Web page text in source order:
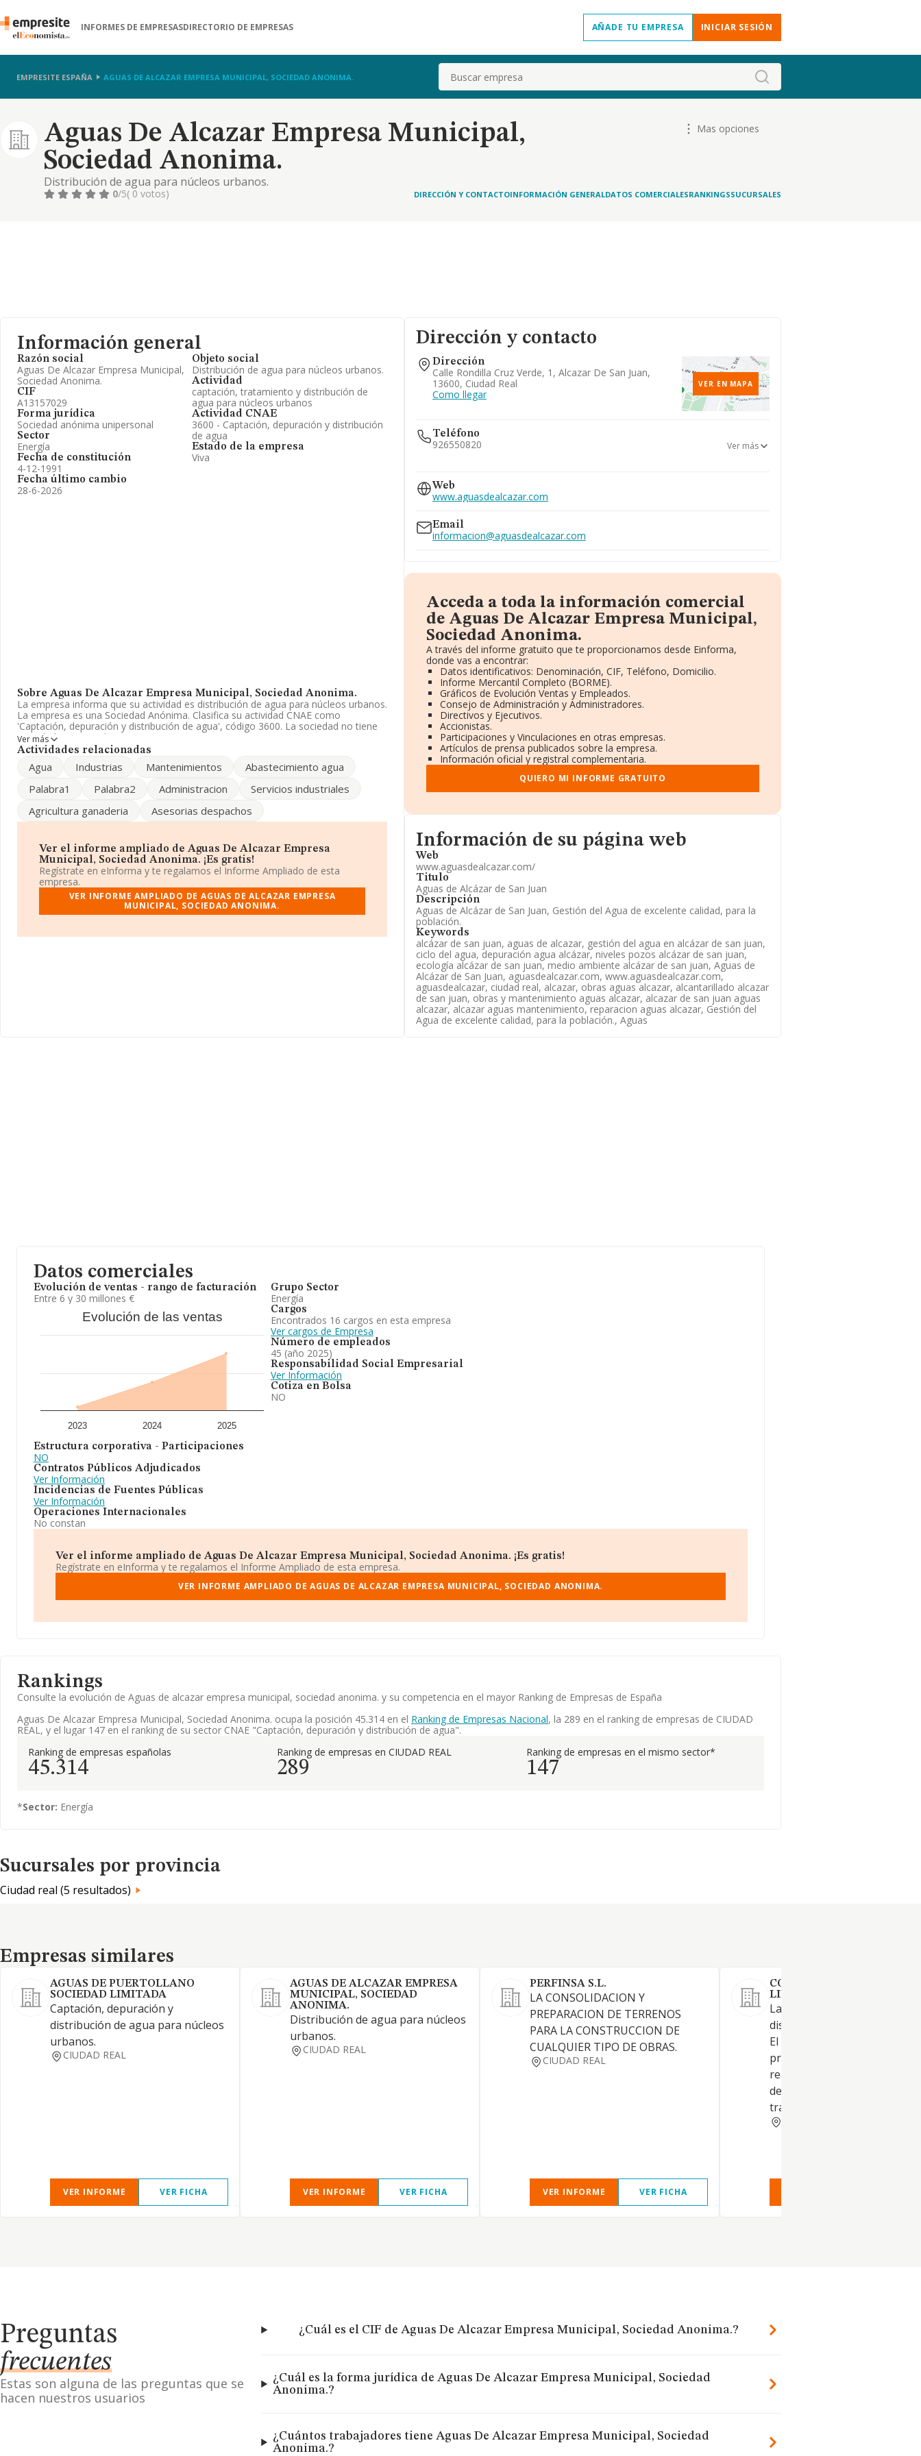
INFORMES DE EMPRESASDIRECTORIO DE EMPRESAS AÑADE TU EMPRESA INICIAR SESIÓN
EMPRESITE ESPAÑA AGUAS DE ALCAZAR EMPRESA MUNICIPAL, SOCIEDAD ANONIMA. Buscar
Aguas De Alcazar Empresa Municipal,
Sociedad Anonima.
Distribución de agua para núcleos urbanos.
Mas opciones
0/5( 0 votos) DIRECCIÓN Y CONTACTOINFORMACIÓN GENERALDATOS COMERCIALESRANKINGSSUCURSALES
Información general
Razón social
Aguas De Alcazar Empresa Municipal,
Sociedad Anonima.
CIF
A13157029
Forma jurídica
Sociedad anónima unipersonal
Sector
Energía
Fecha de constitución
4-12-1991
Fecha último cambio
28-6-2026
Objeto social
Distribución de agua para núcleos urbanos.
Actividad
captación, tratamiento y distribución de
agua para núcleos urbanos
Actividad CNAE
3600 - Captación, depuración y distribución
de agua
Estado de la empresa
Viva
Sobre Aguas De Alcazar Empresa Municipal, Sociedad Anonima.
La empresa informa que su actividad es distribución de agua para núcleos urbanos.
La empresa es una Sociedad Anónima. Clasifica su actividad CNAE como
'Captación, depuración y distribución de agua', código 3600. La sociedad no tiene
actividad en mercados exteriores.
cuenta la información disponible en INFORMA, ha dispuesto de un número de
distintos rankings, INFORMA facilita la siguiente información: ha subido de hasta 8
puestos en 2025 a nivel sectorial, pasando del 155 al 147 puesto. Se encuentran
Urbanos de Baleares S.AyAigues Municipals de Paterna S.A; sin embargo,
éstas son algunas de las empresas que están más abajo:
Aigues de Blanes S.A
Seta Ph Technology S.L. Ha progresado en el ranking nacional, pasando de la
posición 50.271 a 45.314, subiendo 4.957 puestos. Aparecen mejor posicionadas
las siguientes compañías:Selec Envas 2004 S.LyNuevos Proyectos Hoteleros
Lanzarote S.L, en cambio, está por encima de compañías como Inserber S.L
Spb Cpg Spain S.L. La empresa ha subido 27 puestos en el ranking provincial,
Ver más
Actividades relacionadas
Agua Industrias Mantenimientos
Abastecimiento agua
Palabra1
Palabra2 Administracion
Servicios industriales
Agricultura ganaderia
Asesorias despachos
Ver el informe ampliado de Aguas De Alcazar Empresa
Municipal, Sociedad Anonima. ¡Es gratis!
Regístrate en eInforma y te regalamos el Informe Ampliado de esta
empresa.
VER INFORME AMPLIADO DE AGUAS DE ALCAZAR EMPRESA
MUNICIPAL, SOCIEDAD ANONIMA.
Dirección y contacto
Dirección
Calle Rondilla Cruz Verde, 1, Alcazar De San Juan,
13600, Ciudad Real
Como llegar
VER EN MAPA
Teléfono
926550820
Ver teléfono 669...
Ver más
Web
www.aguasdealcazar.com
Email
informacion@aguasdealcazar.com
Acceda a toda la información comercial
de Aguas De Alcazar Empresa Municipal,
Sociedad Anonima.
A través del informe gratuito que te proporcionamos desde Einforma,
donde vas a encontrar:
Datos identificativos: Denominación, CIF, Teléfono, Domicilio.
Informe Mercantil Completo (BORME).
Gráficos de Evolución Ventas y Empleados.
Consejo de Administración y Administradores.
Directivos y Ejecutivos.
Accionistas.
Participaciones y Vinculaciones en otras empresas.
Artículos de prensa publicados sobre la empresa.
Información oficial y registral complementaria.
QUIERO MI INFORME GRATUITO
Informacion de su página web
Información de su página web
Web
www.aguasdealcazar.com/
Titulo
Aguas de Alcázar de San Juan
Descripción
Aguas de Alcázar de San Juan, Gestión del Agua de excelente calidad, para la
población.
Keywords
alcázar de san juan, aguas de alcazar, gestión del agua en alcázar de san juan,
ciclo del agua, depuración agua alcázar, niveles pozos alcázar de san juan,
ecología alcázar de san juan, medio ambiente alcázar de san juan, Aguas de
Alcázar de San Juan, aguasdealcazar.com, www.aguasdealcazar.com,
aguasdealcazar, ciudad real, alcazar, obras aguas alcazar, alcantarillado alcazar
de san juan, obras y mantenimiento aguas alcazar, alcazar de san juan aguas
alcazar, alcazar aguas mantenimiento, reparacion aguas alcazar, Gestión del
Agua de excelente calidad, para la población., Aguas
Datos comerciales
Evolución de ventas - rango de facturación
Entre 6 y 30 millones €
Evolución de las ventas
2023 2024 2025
Estructura corporativa - Participaciones
NO
Contratos Públicos Adjudicados
Ver Información
Incidencias de Fuentes Públicas
Ver Información
Operaciones Internacionales
No constan
Grupo Sector
Energía
Cargos
Encontrados 16 cargos en esta empresa
Ver cargos de Empresa
Número de empleados
45 (año 2025)
Responsabilidad Social Empresarial
Ver Información
Cotiza en Bolsa
NO
Ver el informe ampliado de Aguas De Alcazar Empresa Municipal, Sociedad Anonima. ¡Es gratis!
Regístrate en eInforma y te regalamos el Informe Ampliado de esta empresa.
VER INFORME AMPLIADO DE AGUAS DE ALCAZAR EMPRESA MUNICIPAL, SOCIEDAD ANONIMA.
Rankings
Consulte la evolución de Aguas de alcazar empresa municipal, sociedad anonima. y su competencia en el mayor Ranking de Empresas de España
Aguas De Alcazar Empresa Municipal, Sociedad Anonima. ocupa la posición 45.314 en el Ranking de Empresas Nacional, la 289 en el ranking de empresas de CIUDAD
REAL, y el lugar 147 en el ranking de su sector CNAE "Captación, depuración y distribución de agua".
Ranking de empresas españolas
45.314
Ranking de empresas en CIUDAD REAL
289
Ranking de empresas en el mismo sector*
147
*Sector: Energía
Sucursales por provincia
Ciudad real (5 resultados)
Empresas similares
Empresas similares
AGUAS DE PUERTOLLANO
SOCIEDAD LIMITADA
Captación, depuración y
distribución de agua para núcleos
urbanos.
CIUDAD REAL
VER INFORME VER FICHA
AGUAS DE ALCAZAR EMPRESA
MUNICIPAL, SOCIEDAD
ANONIMA.
Distribución de agua para núcleos
urbanos.
CIUDAD REAL
VER INFORME VER FICHA
PERFINSA S.L.
LA CONSOLIDACION Y
PREPARACION DE TERRENOS
PARA LA CONSTRUCCION DE
CUALQUIER TIPO DE OBRAS.
CIUDAD REAL
VER INFORME VER FICHA
CONDE WATER, SOCIEDAD
LIMITADA.
La captación, depuración y
distribución de agua -CNAE
El tratamiento de agua para
procesos industriales y la
realización de la obra civil
destinada a la ejecución de
tratamientos
Preguntas
frecuentes
Estas son alguna de las preguntas que se
hacen nuestros usuarios
¿Cuál es el CIF de Aguas De Alcazar Empresa Municipal, Sociedad Anonima.?
¿Cuál es la forma jurídica de Aguas De Alcazar Empresa Municipal, Sociedad
Anonima.?
¿Cuántos trabajadores tiene Aguas De Alcazar Empresa Municipal, Sociedad
Anonima.?